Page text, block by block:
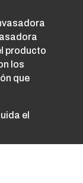
producto
los
que
el